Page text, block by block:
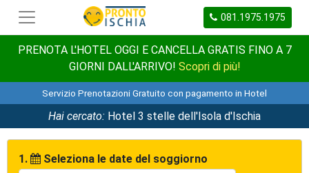
081.1975.1975
PRENOTA L'HOTEL OGGI E CANCELLA GRATIS FINO A 7
GIORNI DALL'ARRIVO! Scopri di più!
Servizio Prenotazioni Gratuito con pagamento in Hotel
Hai cercato: Hotel 3 stelle dell'Isola d'Ischia
1. Seleziona le date del soggiorno